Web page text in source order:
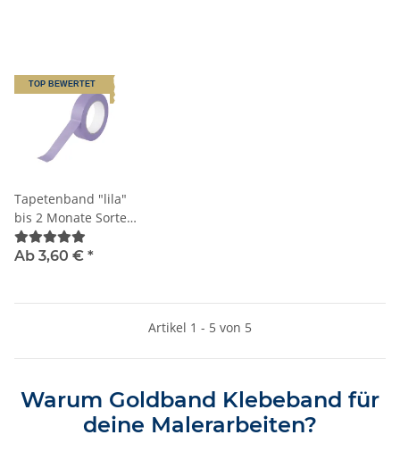
TOP BEWERTET
Tapetenband "lila"
bis 2 Monate Sorte
K070
Ab 3,60 € *
Artikel 1 - 5 von 5
Warum Goldband Klebeband für
deine Malerarbeiten?